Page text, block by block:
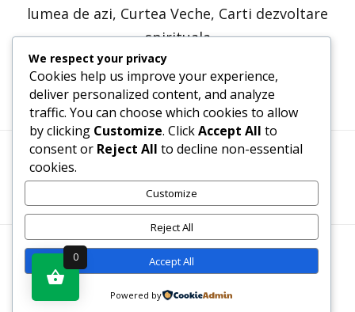
lumea de azi, Curtea Veche, Carti dezvoltare
spirituala
47,57lei
Termeni, Condiții & Protecția Datelor (GDPR)
WWW.RECENZII-CARTI.RO ©2026 TOATE DREPTURILE
REZERVATE
We respect your privacy
Cookies help us improve your experience,
deliver personalized content, and analyze
traffic. You can choose which cookies to allow
by clicking Customize. ClickAccept All to
consent or Reject All to decline non-essential
cookies.
Customize
Reject All
Accept All
Powered by
0
Vezi produsul în magazin